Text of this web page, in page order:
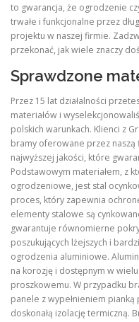
to gwarancja, że ogrodzenie
trwałe i funkcjonalne przez
projektu w naszej firmie.
przekonać, jak wiele znaczy
Sprawdzone
Przez 15 lat działalności
materiałów i
polskich warunkach. Klienci z
bramy oferowane przez naszą
najwyższej jakości, które
Podstawowym materiałem, z
ogrodzeniowe, jest stal
proces, który zapewnia
elementy stalowe są
gwarantuje równomierne
poszukujących lżejszych i
ogrodzenia aluminiowe.
na korozję i dostępnym w
proszkowemu. W przypadku
panele z wypełnieniem
doskonałą izolację termiczną.